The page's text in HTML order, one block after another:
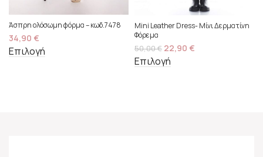
Άσπρη ολόσωμη φόρμα – κωδ.7478
34,90 €
Επιλογή
Mini Leather Dress- Μίνι Δερματίνη
Φόρεμα
50,00€ 22,90 €
Επιλογή